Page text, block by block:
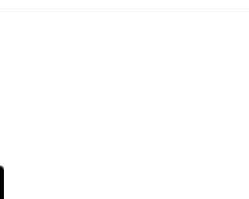
Kabaiş, Hiranur Nilgün Aygar ve
Uman’ın ailelerini hedef alam